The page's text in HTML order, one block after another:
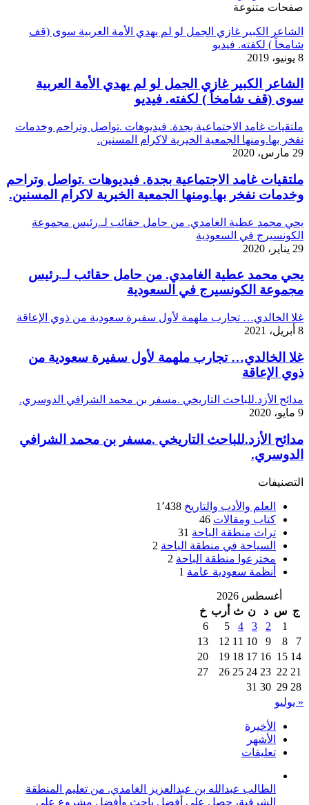
صفحات متنوعة
الشاعر الكبير غازي الجمل لو لم يهدي الأمة العربية سوى (قف
شامخاً ) لكفته. فيديو
8 يونيو، 2019
الشاعر الكبير غازي الجمل لو لم يهدي الأمة العربية
سوى (قف شامخاً ) لكفته. فيديو
ملتقيات غامد الاجتماعية بجدة. فيديوهات .تواصل وتراحم وخدمات
نفخر بها.ومنها الجمعية الخيرية لاكرام المسنين.
29 مارس، 2020
ملتقيات غامد الاجتماعية بجدة. فيديوهات .تواصل وتراحم
وخدمات نفخر بها.ومنها الجمعية الخيرية لاكرام المسنين.
يحي محمد عطية الغامدي. من حامل حقائب لـ.رئيس مجموعة
الكونسيرج في السعودية
29 يناير، 2020
يحي محمد عطية الغامدي. من حامل حقائب لـ.رئيس
مجموعة الكونسيرج في السعودية
غلا الخالدي… تجارب ملهمة لأول سفيرة سعودية من ذوي الإعاقة
8 أبريل، 2021
غلا الخالدي… تجارب ملهمة لأول سفيرة سعودية من
ذوي الإعاقة
مدائح الأزد.للباحث التاريخي .مسفر بن محمد الشرافي الدوسري.
9 مايو، 2020
مدائح الأزد.للباحث التاريخي .مسفر بن محمد الشرافي
الدوسري.
التصنيفات
العلم والأدب والتاريخ 1٬438
كتاب ومقالات 46
تراث منطقة الباحة 31
السياحة في منطقة الباحة 2
مخترعوا منطقة الباحة 2
أنظمة سعودية عامة 1
أغسطس 2026
ج س د ن ث أرب خ
1
2
3
4
5
6
7
8
9
10
11
12
13
14
15
16
17
18
19
20
21
22
23
24
25
26
27
28
29
30
31
« يوليو
الأخيرة
الأشهر
تعليقات
الطالب عبدالله بن عبدالعزيز الغامدي. من تعليم المنطقة
الشرقية، حصل على أفضل باحث وأفضل مشروع على